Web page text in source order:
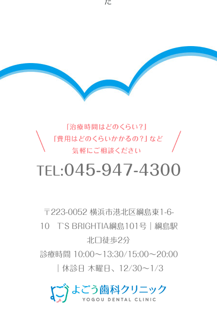
TEL:045-947-4300
〒223-0052 横浜市港北区綱島東1-6-
10 T`S BRIGHTIA綱島101号｜綱島駅
北口徒歩2分
診療時間 10:00～13:30/15:00～20:00
｜休診日 木曜日、12/30～1/3